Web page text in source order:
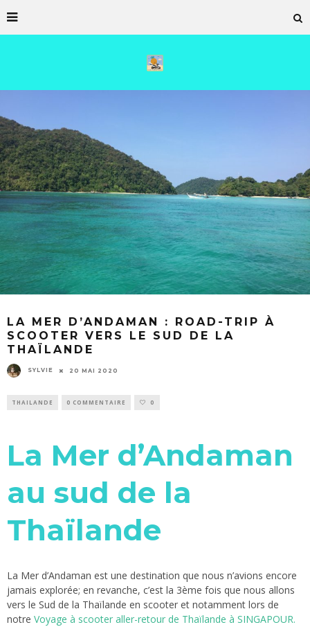
LA MER D’ANDAMAN : ROAD-TRIP À
SCOOTER VERS LE SUD DE LA
THAÏLANDE
SYLVIE 20 MAI 2020
THAILANDE 0 COMMENTAIRE 0
La Mer d’Andaman
au sud de la
Thaïlande
La Mer d’Andaman est une destination que nous n’avions encore
jamais explorée; en revanche, c’est la 3ème fois que nous allons
vers le Sud de la Thaïlande en scooter et notamment lors de
notre Voyage à scooter aller-retour de Thaïlande à SINGAPOUR.